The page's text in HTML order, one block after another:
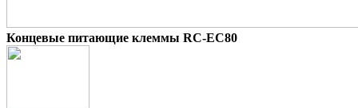
Концевые питающие клеммы RC-EC80